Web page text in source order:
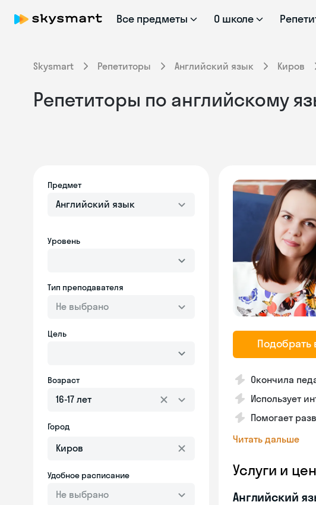
Все предметы О школе
Skysmart Репетиторы Английский язык Киров
Репетиторы по английскому
Предмет
Английский язык
Уровень
Тип преподавателя
Не выбрано
Цель
Возраст
16-17 лет
Город
Удобное расписание
Не выбрано
Подобрать
Окончила
Использует
Помогает
Читать дальше
Услуги и
Английский